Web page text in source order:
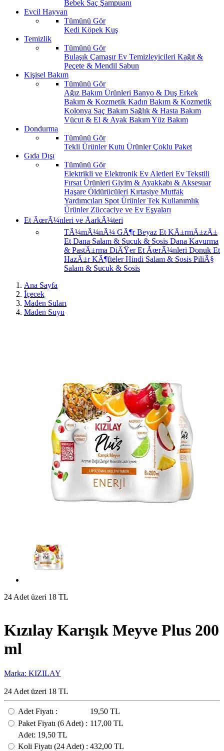
Bebek Saç Şampuanı
Evcil Hayvan
Tümünü Gör
Kedi Köpek Kuş
Temizlik
Tümünü Gör
Bulaşık ÇamaşırEv Temizleyicileri Kağıt &
Peçete & Mendil Sabun
Kişisel Bakım
Tümünü Gör
Ağız Bakım Ürünleri Banyo & Duş Erkek
Bakım & Kozmetik Kadın Bakım & Kozmetik
Kolonya Saç Bakım Sağlık & Hasta Bakım
Vücut & El & Ayak BakımYüz Bakım
Dondurma
Tümünü Gör
Tekli ÜrünlerKutu ÜrünlerÇoklu Paket
Gıda Dışı
Tümünü Gör
Elektrikli ve Elektronik Ev Aletleri Ev Tekstili
Fırsat Ürünleri Giyim & Ayakkabı & Aksesuar
Haşare Öldürücüleri Kırtasiye Mutfak
Yardımcıları Spot ÜrünlerTek Kullanımlık
Ürünler Züccaciye ve Ev Eşyaları
Et ÃœrÃ¼nleri ve ÅarkÃ¼teri
TÃ¼mÃ¼nÃ¼ GÃ¶rBeyaz Et KÄ±rmÄ±zÄ±
Et Dana Salam & Sucuk & Sosis Dana Kavurma
& PastÄ±rma DiÄŸer Et ÃœrÃ¼nleri Donuk Et
HazÄ±r KÃ¶ftelerHindi Salam & Sosis PiliÃ§
Salam & Sucuk & Sosis
Ana Sayfa
İçecek
Maden Suları
Maden Suyu
24 Adet üzeri 18 TL
Kızılay Karışık Meyve Plus 200
ml
Marka: KIZILAY
24 Adet üzeri 18 TL
Adet Fiyatı :
19,50 TL
Paket Fiyatı (6 Adet) : 117,00 TL
Adet: 19,50 TL
Koli Fiyatı (24 Adet) : 432,00 TL